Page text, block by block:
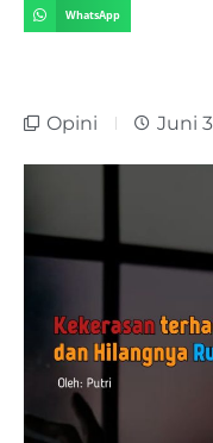
WhatsApp
Opini Juni